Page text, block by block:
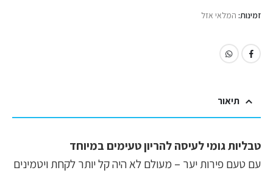
זמינות: המלאי אזל
תיאור
טבליות גומי לעיסה להריון טעימים במיוחד
עם טעם פירות יער – מעולם לא היה קל יותר לקחת ויטמינים